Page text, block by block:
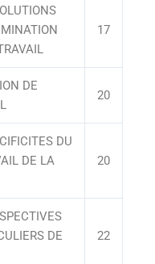
17
DE
20
DU
DE LA
20
DE
22